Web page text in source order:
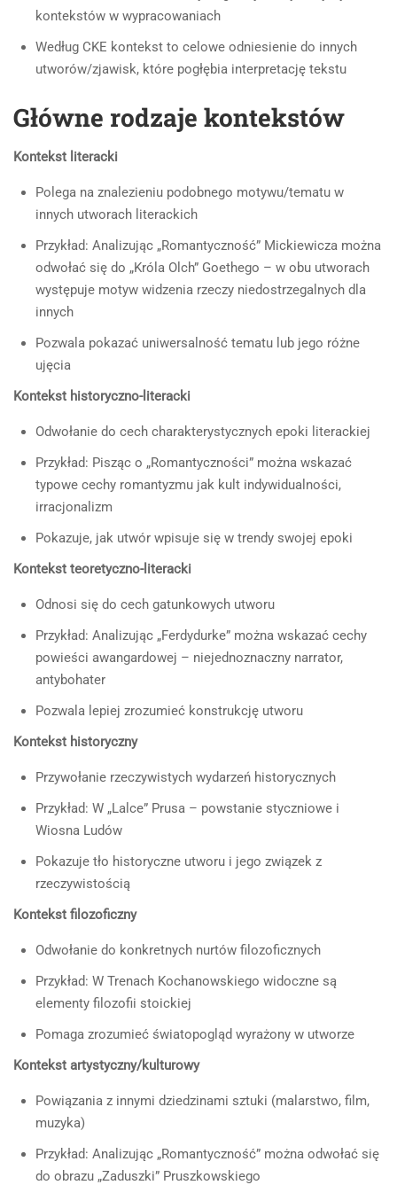
kontekstów w wypracowaniach
Według CKE kontekst to celowe odniesienie do innych
utworów/zjawisk, które pogłębia interpretację tekstu
Główne rodzaje kontekstów
Kontekst literacki
Polega na znalezieniu podobnego motywu/tematu w
innych utworach literackich
Przykład: Analizując „Romantyczność” Mickiewicza można
odwołać się do „Króla Olch” Goethego – w obu utworach
występuje motyw widzenia rzeczy niedostrzegalnych dla
innych
Pozwala pokazać uniwersalność tematu lub jego różne
ujęcia
Kontekst historyczno-literacki
Odwołanie do cech charakterystycznych epoki literackiej
Przykład: Pisząc o „Romantyczności” można wskazać
typowe cechy romantyzmu jak kult indywidualności,
irracjonalizm
Pokazuje, jak utwór wpisuje się w trendy swojej epoki
Kontekst teoretyczno-literacki
Odnosi się do cech gatunkowych utworu
Przykład: Analizując „Ferdydurke” można wskazać cechy
powieści awangardowej – niejednoznaczny narrator,
antybohater
Pozwala lepiej zrozumieć konstrukcję utworu
Kontekst historyczny
Przywołanie rzeczywistych wydarzeń historycznych
Przykład: W „Lalce” Prusa – powstanie styczniowe i
Wiosna Ludów
Pokazuje tło historyczne utworu i jego związek z
rzeczywistością
Kontekst filozoficzny
Odwołanie do konkretnych nurtów filozoficznych
Przykład: W Trenach Kochanowskiego widoczne są
elementy filozofii stoickiej
Pomaga zrozumieć światopogląd wyrażony w utworze
Kontekst artystyczny/kulturowy
Powiązania z innymi dziedzinami sztuki (malarstwo, film,
muzyka)
Przykład: Analizując „Romantyczność” można odwołać się
do obrazu „Zaduszki” Pruszkowskiego